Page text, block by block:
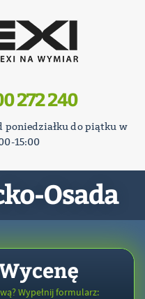
272 240
poniedziałku do piątku w
15:00
Osada
Wypełnij formularz: